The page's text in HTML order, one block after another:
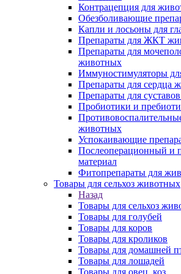
Контрацепция для
Обезболивающие
Капли и лосьоны для
Препараты для ЖКТ
Препараты для
животных
Иммуностимуляторы
Препараты для сердца
Препараты для
Пробиотики и
животных
Успокаивающие
Послеоперационный и
материал
Фитопрепараты для
Товары для сельхоз животных
Назад
Товары для сельхоз
Товары для голубей
Товары для коров
Товары для кроликов
Товары для домашней
Товары для лошадей
Товары для овец, коз